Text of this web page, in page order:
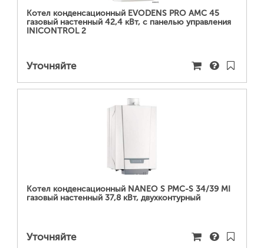
Котел конденсационный EVODENS PRO AMC 45
газовый настенный 42,4 кВт, c панелью управления
INICONTROL 2
Уточняйте
ПОДРОБНЕЕ...
Котел конденсационный NANEO S PMC-S 34/39 MI
газовый настенный 37,8 кВт, двухконтурный
Уточняйте